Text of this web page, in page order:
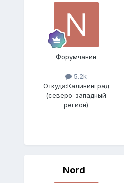
Форумчанин
5.2k
Откуда:Калининград
(северо-западный
регион)
Nord